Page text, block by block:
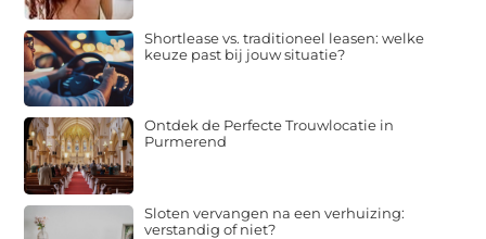
Shortlease vs. traditioneel leasen: welke
keuze past bij jouw situatie?
Ontdek de Perfecte Trouwlocatie in
Purmerend
Sloten vervangen na een verhuizing:
verstandig of niet?